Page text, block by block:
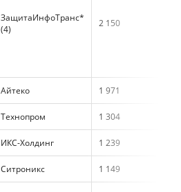
ЗащитаИнфоТранс*
(4)
2 150
Айтеко 1 971
Технопром 1 304
ИКС-Холдинг 1 239
Ситроникс 1 149